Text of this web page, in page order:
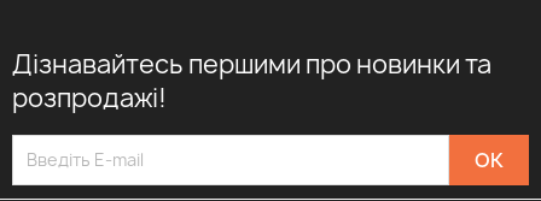
Дізнавайтесь першими про новинки та
розпродажі!